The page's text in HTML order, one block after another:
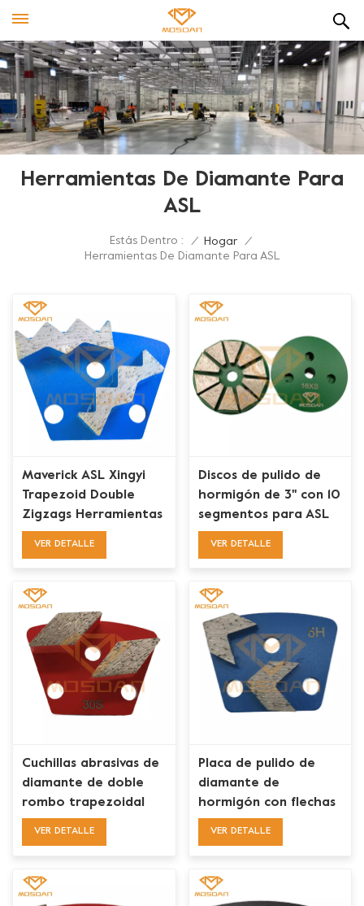
Herramientas De Diamante Para
ASL
Estás Dentro : / Hogar
/
Herramientas De Diamante Para ASL
Maverick ASL Xingyi
Trapezoid Double
Zigzags Herramientas
de pulido de
VER DETALLE
Discos de pulido de
hormigón de 3'' con 10
segmentos para ASL
Wolfpack
VER DETALLE
Cuchillas abrasivas de
diamante de doble
rombo trapezoidal
para ASL Iron Horse
VER DETALLE
Placa de pulido de
diamante de
hormigón con flechas
dobles trapezoidales
VER DETALLE